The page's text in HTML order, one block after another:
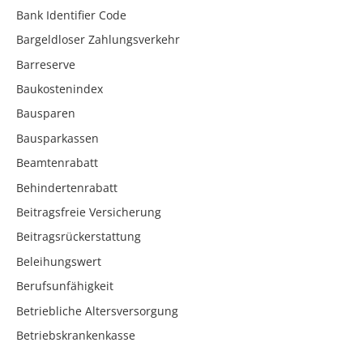
Bank Identifier Code
Bargeldloser Zahlungsverkehr
Barreserve
Baukostenindex
Bausparen
Bausparkassen
Beamtenrabatt
Behindertenrabatt
Beitragsfreie Versicherung
Beitragsrückerstattung
Beleihungswert
Berufsunfähigkeit
Betriebliche Altersversorgung
Betriebskrankenkasse